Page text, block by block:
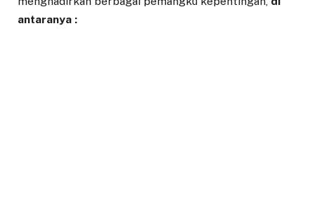
antaranya :